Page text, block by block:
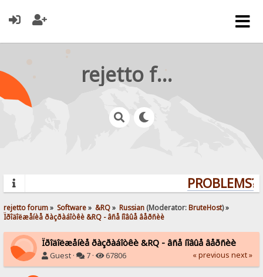
rejetto forum
PROBLEMS?
rejetto forum» Software» &RQ» Russian (Moderator:BruteHost) »
Ïðîäîëæåíèå ðàçðàáîòêè &RQ - âñå íîâûå âåðñèè
Ïðîäîëæåíèå ðàçðàáîòêè &RQ - âñå íîâûå âåðñèè
Guest · 7 · 67806 « previous next »